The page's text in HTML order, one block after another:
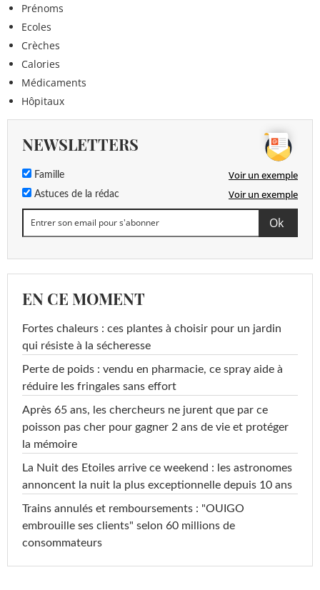
Prénoms
Ecoles
Crèches
Calories
Médicaments
Hôpitaux
NEWSLETTERS
Famille Voir un exemple
Astuces de la rédac Voir un exemple
EN CE MOMENT
Fortes chaleurs : ces plantes à choisir pour un jardin
qui résiste à la sécheresse
Perte de poids : vendu en pharmacie, ce spray aide à
réduire les fringales sans effort
Après 65 ans, les chercheurs ne jurent que par ce
poisson pas cher pour gagner 2 ans de vie et protéger
la mémoire
La Nuit des Etoiles arrive ce weekend : les astronomes
annoncent la nuit la plus exceptionnelle depuis 10 ans
Trains annulés et remboursements : "OUIGO
embrouille ses clients" selon 60 millions de
consommateurs